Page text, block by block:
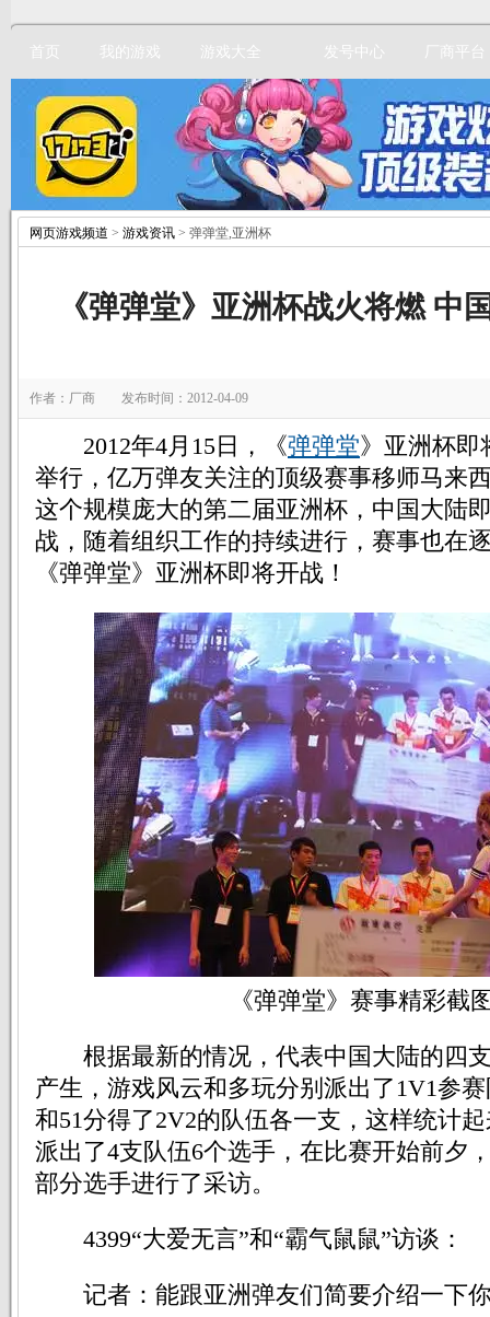
首页 我的游戏 游戏大全 发号中心 厂商平台
网页游戏频道 > 游戏资讯 > 弹弹堂,亚洲杯
《弹弹堂》亚洲杯战火将燃 中
作者：厂商 发布时间：2012-04-09
2012年4月15日，《弹弹堂》亚洲杯即
举行，亿万弹友关注的顶级赛事移师马来
这个规模庞大的第二届亚洲杯，中国大陆
战，随着组织工作的持续进行，赛事也在
《弹弹堂》亚洲杯即将开战！
《弹弹堂》赛事精彩截
根据最新的情况，代表中国大陆的四
产生，游戏风云和多玩分别派出了1V1参
和51分得了2V2的队伍各一支，这样统计
派出了4支队伍6个选手，在比赛开始前夕
部分选手进行了采访。
4399“大爱无言”和“霸气鼠鼠”访谈：
记者：能跟亚洲弹友们简要介绍一下
立即注册